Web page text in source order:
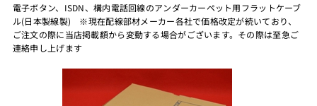
電子ボタン、ISDN、構内電話回線のアンダーカーペット用フラットケーブ
ル(日本製線製) ※現在配線部材メーカー各社で価格改定が続いており、
ご注文の際に当店掲載額から変動する場合がございます。その際は至急ご
連絡申し上げます